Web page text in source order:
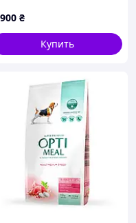
₴
Купить